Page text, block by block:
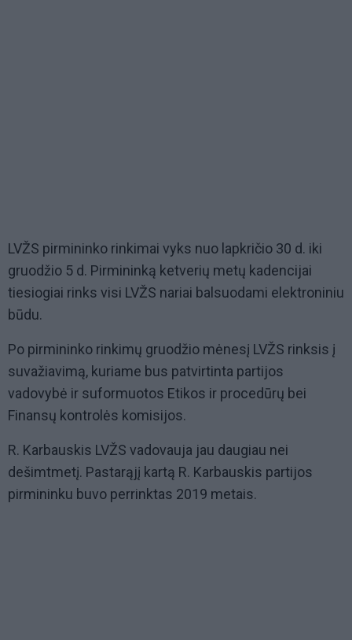
LVŽS pirmininko rinkimai vyks nuo lapkričio 30 d. iki
gruodžio 5 d. Pirmininką ketverių metų kadencijai
tiesiogiai rinks visi LVŽS nariai balsuodami elektroniniu
būdu.
Po pirmininko rinkimų gruodžio mėnesį LVŽS rinksis į
suvažiavimą, kuriame bus patvirtinta partijos
vadovybė ir suformuotos Etikos ir procedūrų bei
Finansų kontrolės komisijos.
R. Karbauskis LVŽS vadovauja jau daugiau nei
dešimtmetį. Pastarąjį kartą R. Karbauskis partijos
pirmininku buvo perrinktas 2019 metais.